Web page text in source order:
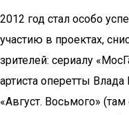
2012 год стал особо
участию в проектах,
зрителей: сериалу
артиста оперетты
«Август. Восьмого»